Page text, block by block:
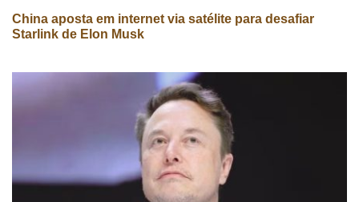
China aposta em internet via satélite para desafiar
Starlink de Elon Musk